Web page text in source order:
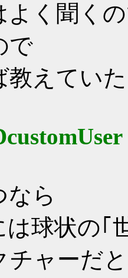
よく聞く
で
教えてい
なら
は球状の｢
チャーだ